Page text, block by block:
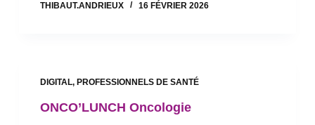
THIBAUT.ANDRIEUX 16 FÉVRIER 2026
DIGITAL, PROFESSIONNELS DE SANTÉ
ONCO’LUNCH Oncologie